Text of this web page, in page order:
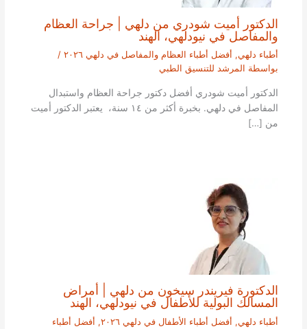
الدكتور أميت شودري من دلهي | جراحة العظام
والمفاصل في نيودلهي، الهند
أطباء دلهي, أفضل أطباء العظام والمفاصل في دلهي ٢٠٢٦
/
بواسطة المرشد للتنسيق الطبي
الدكتور أميت شودري أفضل دكتور جراحة العظام واستبدال
المفاصل في دلهي. بخبرة أكثر من ١٤ سنة، يعتبر الدكتور أميت
من […]
الدكتورة فيريندر سيخون من دلهي | أمراض
المسالك البولية للأطفال في نيودلهي، الهند
أطباء دلهي, أفضل أطباء الأطفال في دلهي ٢٠٢٦ , أفضل أطباء